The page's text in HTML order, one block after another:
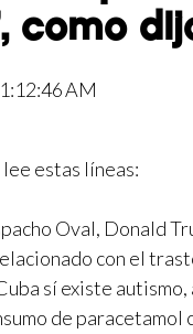
como
AM
estas líneas:
Oval, Donald
con el
sí existe
de